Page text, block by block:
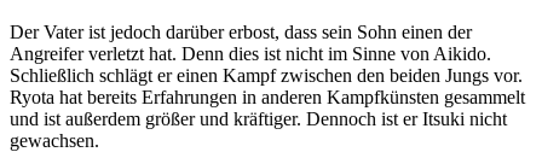
Der Vater ist jedoch darüber erbost, dass sein Sohn einen der
Angreifer verletzt hat. Denn dies ist nicht im Sinne von Aikido.
Schließlich schlägt er einen Kampf zwischen den beiden Jungs vor.
Ryota hat bereits Erfahrungen in anderen Kampfkünsten gesammelt
und ist außerdem größer und kräftiger. Dennoch ist er Itsuki nicht
gewachsen.